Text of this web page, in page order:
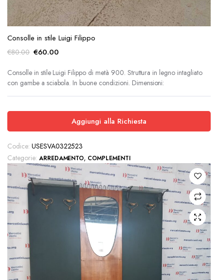
Consolle in stile Luigi Filippo
€80.00 Il
originale
era:
€80.00.
€60.00Il
attuale
è:
€60.00.
Consolle in stile Luigi Filippo di metà 900. Struttura in legno intagliato
con gambe a sciabola. In buone condizioni. Dimensioni:
Aggiungi alla Richiesta
Codice: USESVA0322523
Categorie: ARREDAMENTO, COMPLEMENTI